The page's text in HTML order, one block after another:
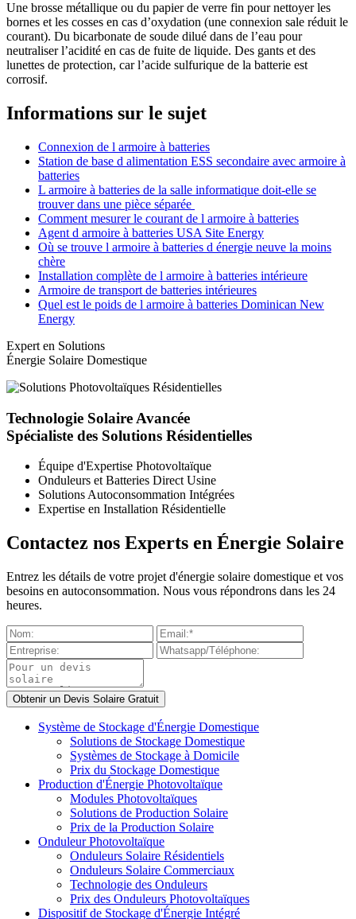
Une brosse métallique ou du papier de verre fin pour nettoyer les
bornes et les cosses en cas d’oxydation (une connexion sale réduit le
courant). Du bicarbonate de soude dilué dans de l’eau pour
neutraliser l’acidité en cas de fuite de liquide. Des gants et des
lunettes de protection, car l’acide sulfurique de la batterie est
corrosif.
Informations sur le sujet
Connexion de l armoire à batteries
Station de base d alimentation ESS secondaire avec armoire à
batteries
L armoire à batteries de la salle informatique doit-elle se
trouver dans une pièce séparée
Comment mesurer le courant de l armoire à batteries
Agent d armoire à batteries USA Site Energy
Où se trouve l armoire à batteries d énergie neuve la moins
chère
Installation complète de l armoire à batteries intérieure
Armoire de transport de batteries intérieures
Quel est le poids de l armoire à batteries Dominican New
Energy
Expert en Solutions
Énergie Solaire Domestique
Technologie Solaire Avancée
Spécialiste des Solutions Résidentielles
Équipe d'Expertise Photovoltaïque
Onduleurs et Batteries Direct Usine
Solutions Autoconsommation Intégrées
Expertise en Installation Résidentielle
Contactez nos Experts en Énergie Solaire
Entrez les détails de votre projet d'énergie solaire domestique et vos
besoins en autoconsommation. Nous vous répondrons dans les 24
heures.
Système de Stockage d'Énergie Domestique
Solutions de Stockage Domestique
Systèmes de Stockage à Domicile
Prix du Stockage Domestique
Production d'Énergie Photovoltaïque
Modules Photovoltaïques
Solutions de Production Solaire
Prix de la Production Solaire
Onduleur Photovoltaïque
Onduleurs Solaire Résidentiels
Onduleurs Solaire Commerciaux
Technologie des Onduleurs
Prix des Onduleurs Photovoltaïques
Dispositif de Stockage d'Énergie Intégré